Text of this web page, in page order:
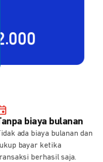
biaya bulanan
ada biaya bulanan dan
bayar ketika
berhasil saja.